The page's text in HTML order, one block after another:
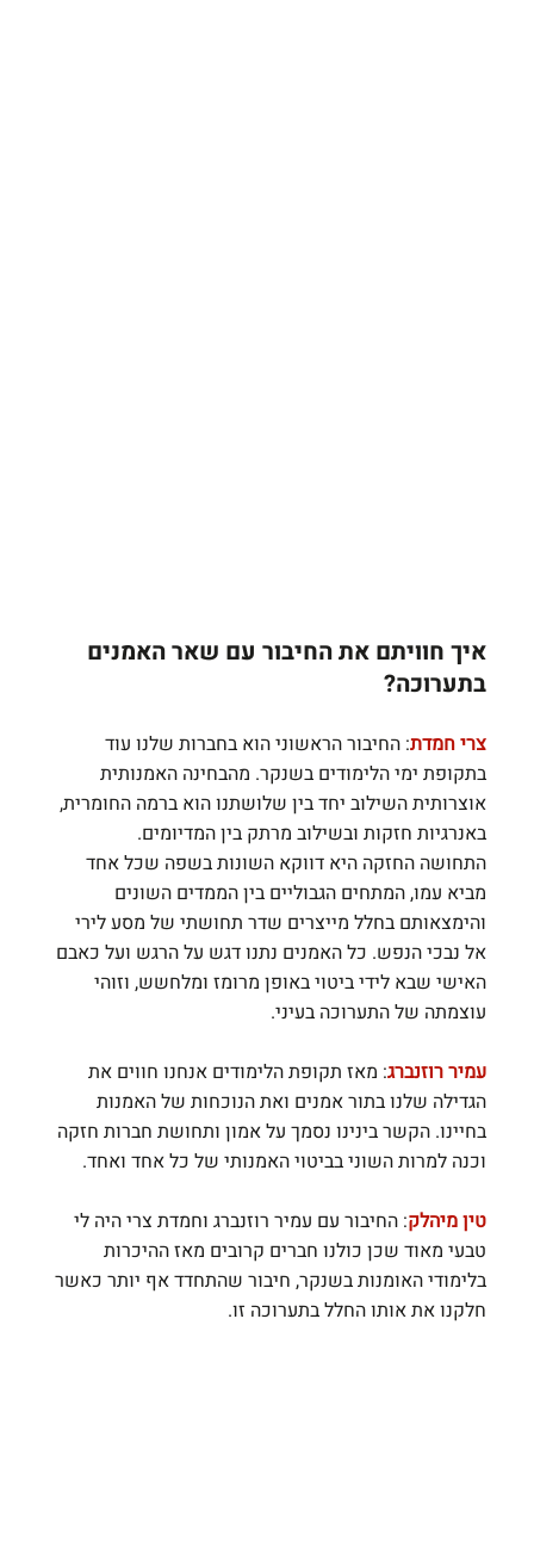
איך חוויתם את החיבור עם שאר האמנים
בתערוכה?
צרי חמדת: החיבור הראשוני הוא בחברות שלנו עוד
בתקופת ימי הלימודים בשנקר. מהבחינה האמנותית
אוצרותית השילוב יחד בין שלושתנו הוא ברמה החומרית,
באנרגיות חזקות ובשילוב מרתק בין המדיומים.
התחושה החזקה היא דווקא השונות בשפה שכל אחד
מביא עמו, המתחים הגבוליים בין הממדים השונים
והימצאותם בחלל מייצרים שדר תחושתי של מסע לירי
אל נבכי הנפש. כל האמנים נתנו דגש על הרגש ועל כאבם
האישי שבא לידי ביטוי באופן מרומז ומלחשש, וזוהי
עוצמתה של התערוכה בעיני.
עמיר רוזנברג: מאז תקופת הלימודים אנחנו חווים את
הגדילה שלנו בתור אמנים ואת הנוכחות של האמנות
בחיינו. הקשר בינינו נסמך על אמון ותחושת חברות חזקה
וכנה למרות השוני בביטוי האמנותי של כל אחד ואחד.
טין מיהלק: החיבור עם עמיר רוזנברג וחמדת צרי היה לי
טבעי מאוד שכן כולנו חברים קרובים מאז ההיכרות
בלימודי האומנות בשנקר, חיבור שהתחדד אף יותר כאשר
חלקנו את אותו החלל בתערוכה זו.